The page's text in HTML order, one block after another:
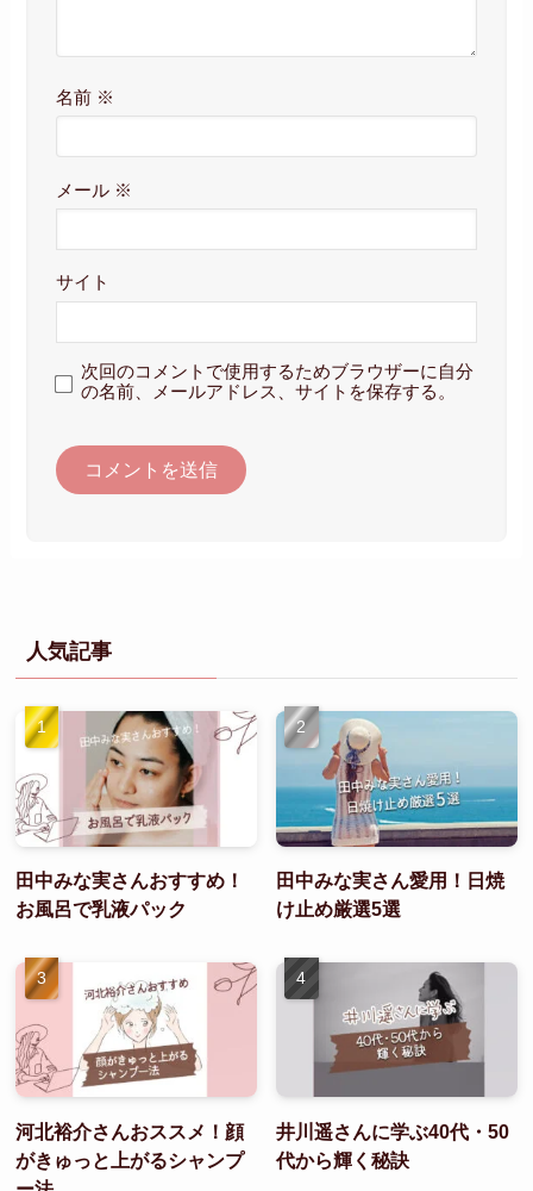
名前 ※
メール ※
サイト
次回のコメントで使用するためブラウザーに自分
の名前、メールアドレス、サイトを保存する。
人気記事
田中みな実さんおすすめ！
お風呂で乳液パック
田中みな実さん愛用！日焼
け止め厳選5選
河北裕介さんおススメ！顔
がきゅっと上がるシャンプ
井川遥さんに学ぶ40代・50
代から輝く秘訣